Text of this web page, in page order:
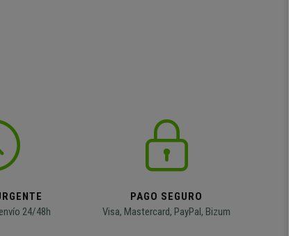
24/48h
PAGO SEGURO
Visa, Mastercard, PayPal, Bizum